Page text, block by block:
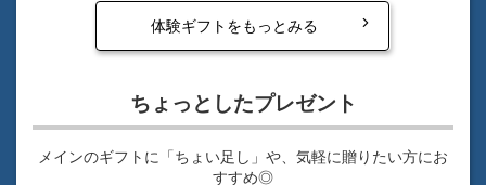
体験ギフトをもっとみる
ちょっとしたプレゼント
メインのギフトに「ちょい足し」や、気軽に贈りたい方にお
すすめ◎